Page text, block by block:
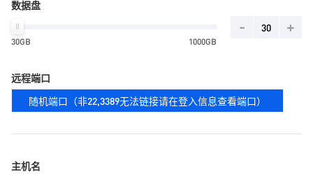
数据盘
30GB 1000GB
- +
远程端口
随机端口（非22,3389无法链接请在登入信息查看端口）
主机名